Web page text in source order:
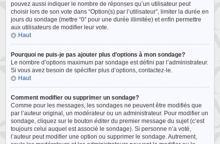
pouvez aussi indiquer le nombre de réponses qu’un utilisateur peut
choisir lors de son vote dans “Option(s) par l’utilisateur”, limiter la durée en
jours du sondage (mettre “0” pour une durée illimitée) et enfin permettre
aux utilisateurs de modifier leur vote.
Haut
Pourquoi ne puis-je pas ajouter plus d’options à mon sondage?
Le nombre d’options maximum par sondage est défini par l’administrateur.
Si vous avez besoin de spécifier plus d’options, contactez-le.
Haut
Comment modifier ou supprimer un sondage?
Comme pour les messages, les sondages ne peuvent être modifiés que
par l’auteur original, un modérateur ou un administrateur. Pour modifier un
sondage, cliquez sur le boutonéditerdu premier message du sujet (c’est
toujours celui auquel est associé le sondage). Si personne n’a voté,
l’auteur peut modifier une option ou supprimer le sondage. Autrement,